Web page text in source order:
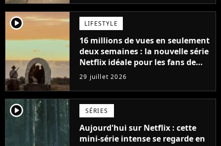
player2 LIFESTYLE
16 millions de vues en seulement
deux semaines : la nouvelle série
Netflix idéale pour les fans de
Yellowstone
29 juillet 2026
player2 SÉRIES
Aujourd'hui sur Netflix : cette
mini-série intense se regarde en